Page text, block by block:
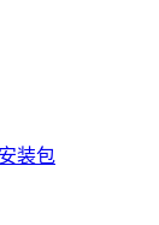
装包